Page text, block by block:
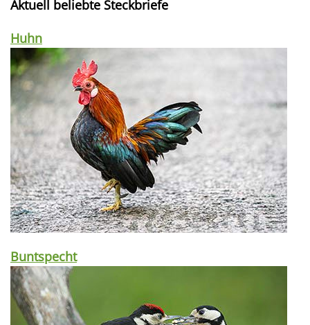
Aktuell beliebte Steckbriefe
Huhn
Buntspecht